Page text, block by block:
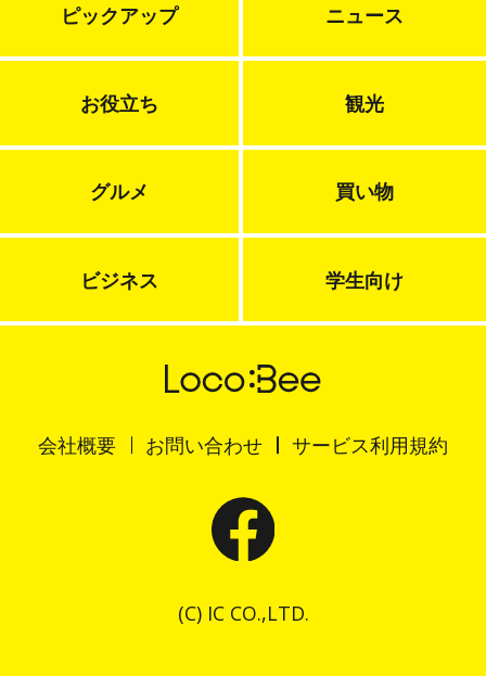
ピックアップ ニュース
お役立ち 観光
グルメ 買い物
ビジネス 学生向け
会社概要 お問い合わせ サービス利用規約
(C) IC CO.,LTD.